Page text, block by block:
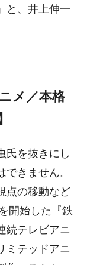
と、井上伸一
メ／本格
氏を抜きにし
きません。
点の移動など
開始した『鉄
続テレビアニ
ミテッドアニ